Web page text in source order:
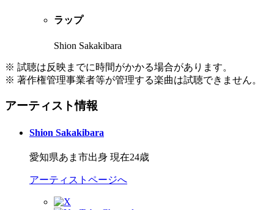
ラップ
Shion Sakakibara
※ 試聴は反映までに時間がかかる場合があります。
※ 著作権管理事業者等が管理する楽曲は試聴できません。
アーティスト情報
Shion Sakakibara
愛知県あま市出身 現在24歳
アーティストページへ